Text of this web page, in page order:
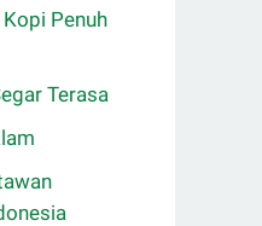
Penuh
Terasa